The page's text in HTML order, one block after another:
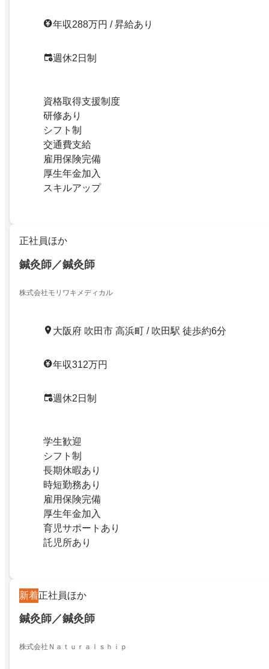
年収288万円 / 昇給あり
週休2日制
資格取得支援制度
研修あり
シフト制
交通費支給
雇用保険完備
厚生年金加入
スキルアップ
正社員ほか
鍼灸師／鍼灸師
株式会社モリワキメディカル
大阪府 吹田市 高浜町 / 吹田駅 徒歩約6分
年収312万円
週休2日制
学生歓迎
シフト制
長期休暇あり
時短勤務あり
雇用保険完備
厚生年金加入
育児サポートあり
託児所あり
新着正社員ほか
鍼灸師／鍼灸師
株式会社Ｎａｔｕｒａｌｓｈｉｐ